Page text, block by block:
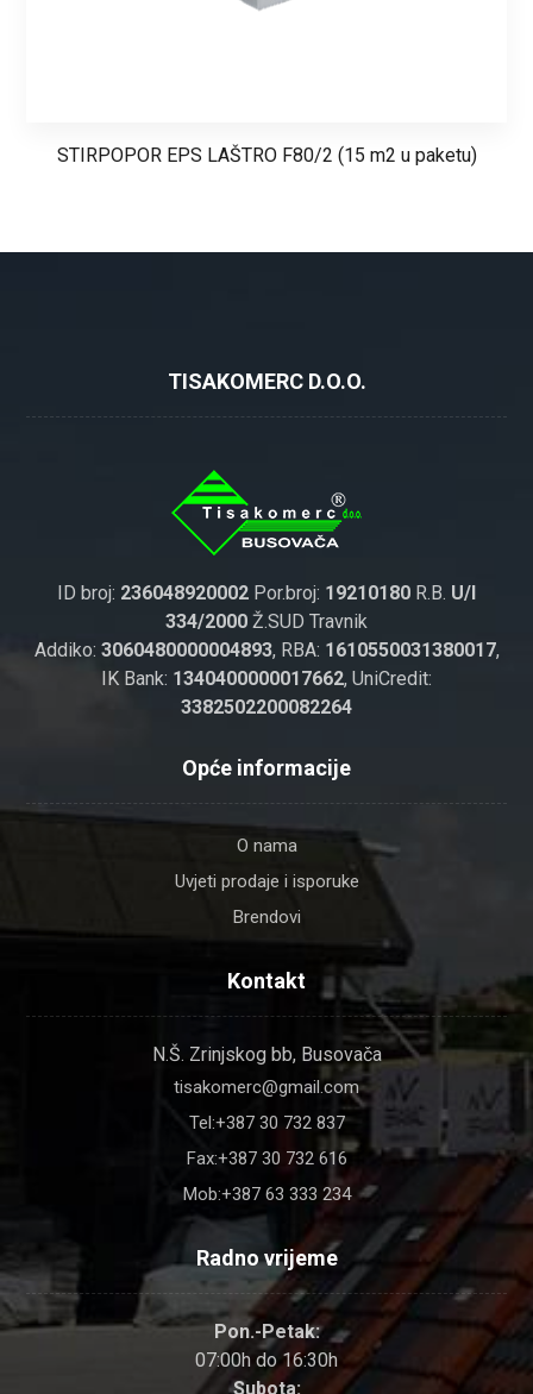
STIRPOPOR EPS LAŠTRO F80/2 (15 m2 u paketu)
TISAKOMERC D.O.O.
ID broj: 236048920002 Por.broj: 19210180 R.B. U/I
334/2000 Ž.SUD Travnik
Addiko: 3060480000004893, RBA: 1610550031380017,
IK Bank: 1340400000017662, UniCredit:
3382502200082264
Opće informacije
O nama
Uvjeti prodaje i isporuke
Brendovi
Kontakt
N.Š. Zrinjskog bb, Busovača
tisakomerc@gmail.com
Tel:+387 30 732 837
Fax:+387 30 732 616
Mob:+387 63 333 234
Radno vrijeme
Pon.-Petak:
07:00h do 16:30h
Subota: